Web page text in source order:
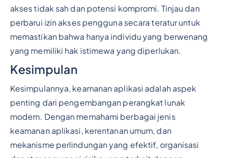
akses tidak sah dan potensi kompromi. Tinjau dan
perbarui izin akses pengguna secara teratur untuk
memastikan bahwa hanya individu yang berwenang
yang memiliki hak istimewa yang diperlukan.
Kesimpulan
Kesimpulannya, keamanan aplikasi adalah aspek
penting dari pengembangan perangkat lunak
modern. Dengan memahami berbagai jenis
keamanan aplikasi, kerentanan umum, dan
mekanisme perlindungan yang efektif, organisasi